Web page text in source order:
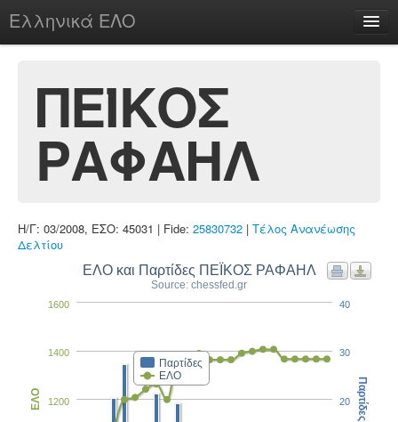
Ελληνικά ΕΛΟ
chesstu.be @ discord
Login
ΠΕΪΚΟΣ
ΡΑΦΑΗΛ
Η/Γ: 03/2008, ΕΣΟ: 45031 | Fide: 25830732 | Τέλος Ανανέωσης
Δελτίου
ΕΛΟ και Παρτίδες ΠΕΪΚΟΣ ΡΑΦΑΗΛ
Source: chessfed.gr
Παρτίδες
ΕΛΟ
1200
1400
1600
ΕΛΟ 20
30
40
Παρτίδες